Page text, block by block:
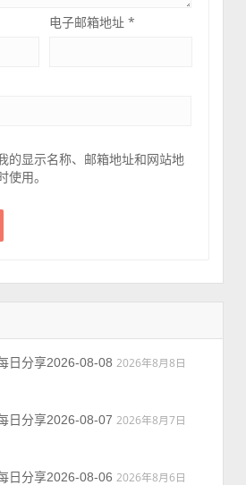
电子邮箱地址*
的显示名称、邮箱地址和网站地
用。
日分享2026-08-08 2026年8月8日
日分享2026-08-07 2026年8月7日
日分享2026-08-06 2026年8月6日